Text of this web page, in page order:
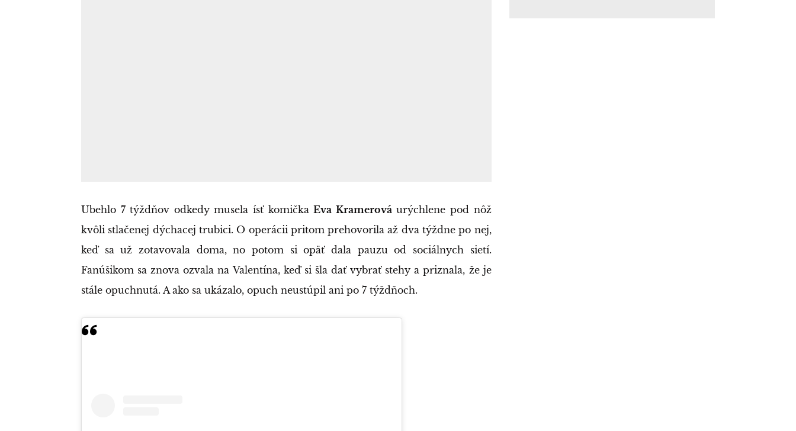
Ubehlo 7 týždňov odkedy musela ísť komičkaEva Kramerová urýchlene pod nôž
kvôli stlačenej dýchacej trubici. O operácii pritom prehovorila až dva týždne po nej,
keď sa už zotavovala doma, no potom si opäť dala pauzu od sociálnych sietí.
Fanúšikom sa znova ozvala na Valentína, keď si šla dať vybrať stehy a priznala, že je
stále opuchnutá. A ako sa ukázalo, opuch neustúpil ani po 7 týždňoch.